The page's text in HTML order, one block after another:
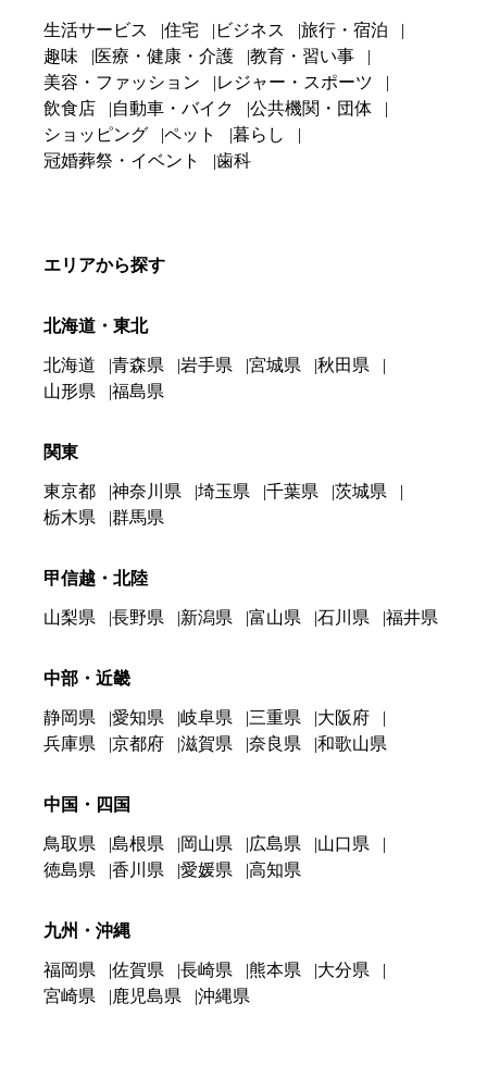
生活サービス 住宅 ビジネス
旅行・宿泊
趣味
医療・健康・介護
教育・習い事
美容・ファッション
レジャー・スポーツ
飲食店
自動車・バイク
公共機関・団体
ショッピング
ペット
暮らし
冠婚葬祭・イベント
歯科
エリアから探す
北海道・東北
北海道 青森県 岩手県 宮城県
秋田県
山形県
福島県
関東
東京都 神奈川県 埼玉県 千葉県
茨城県
栃木県
群馬県
甲信越・北陸
山梨県 長野県 新潟県 富山県 石川県 福井県
中部・近畿
静岡県 愛知県 岐阜県 三重県
大阪府
兵庫県
京都府 滋賀県 奈良県 和歌山県
中国・四国
鳥取県 島根県 岡山県 広島県
山口県
徳島県
香川県 愛媛県 高知県
九州・沖縄
福岡県 佐賀県 長崎県 熊本県
大分県
宮崎県
鹿児島県 沖縄県